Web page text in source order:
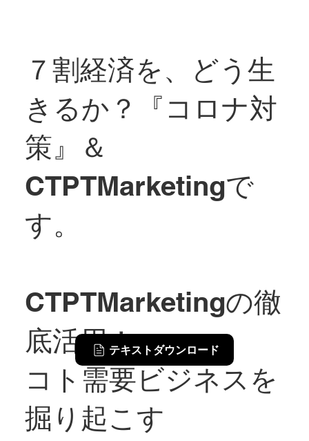
７割経済を、どう生
きるか？『コロナ対
策』＆
CTPTMarketingで
す。
CTPTMarketingの徹
底活用！
コト需要ビジネスを
掘り起こす
テキストダウンロード